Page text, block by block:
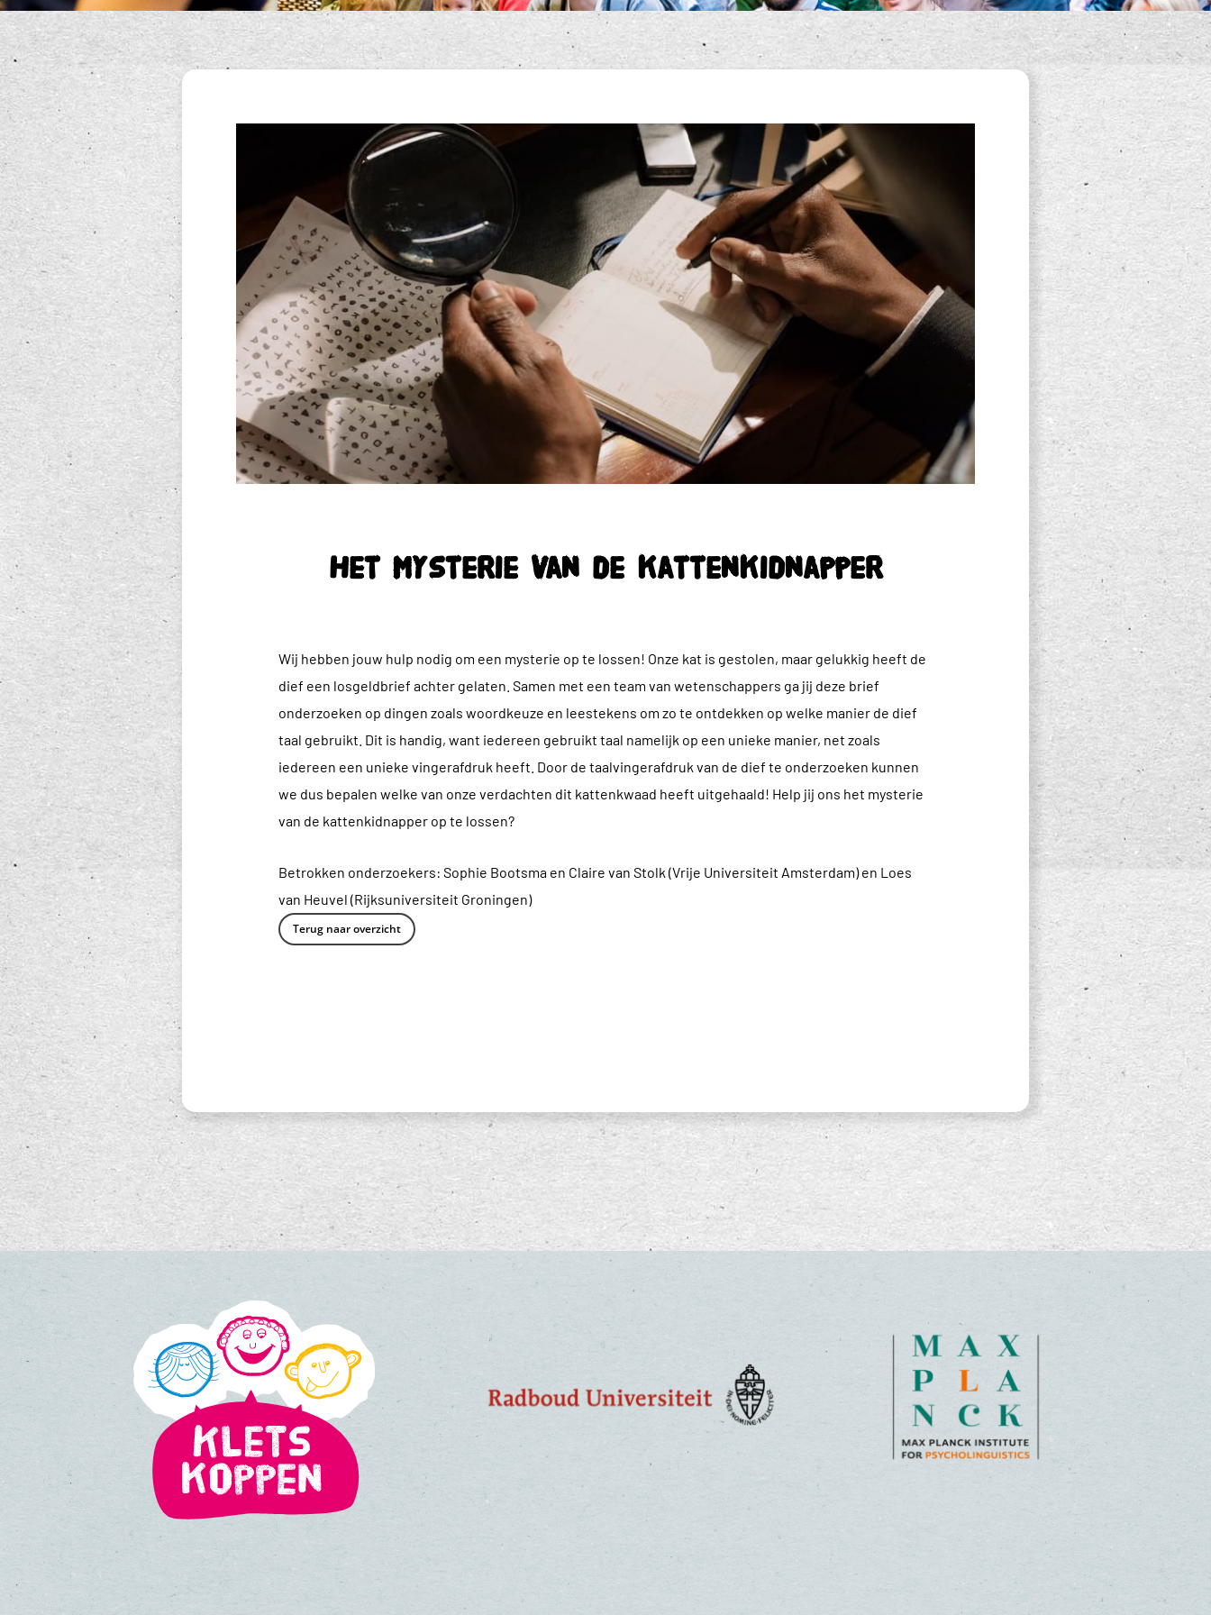
Het mysterie van de kattenkidnapper
Wij hebben jouw hulp nodig om een mysterie op te lossen! Onze kat is gestolen, maar gelukkig heeft de
dief een losgeldbrief achter gelaten. Samen met een team van wetenschappers ga jij deze brief
onderzoeken op dingen zoals woordkeuze en leestekens om zo te ontdekken op welke manier de dief
taal gebruikt. Dit is handig, want iedereen gebruikt taal namelijk op een unieke manier, net zoals
iedereen een unieke vingerafdruk heeft. Door de taalvingerafdruk van de dief te onderzoeken kunnen
we dus bepalen welke van onze verdachten dit kattenkwaad heeft uitgehaald! Help jij ons het mysterie
van de kattenkidnapper op te lossen?
Betrokken onderzoekers: Sophie Bootsma en Claire van Stolk (Vrije Universiteit Amsterdam) en Loes
van Heuvel (Rijksuniversiteit Groningen)
Terug naar overzicht